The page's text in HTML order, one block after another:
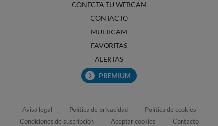
CONECTA TU WEBCAM
CONTACTO
MULTICAM
FAVORITAS
ALERTAS
PREMIUM
Aviso legal Política de privacidad
Política de cookies
Condiciones de suscripción
Aceptar cookies Contacto